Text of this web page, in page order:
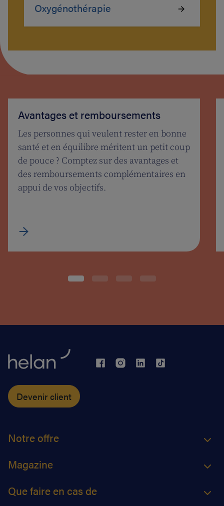
Oxygénothérapie
Avantages et remboursements
Les personnes qui veulent rester en bonne
santé et en équilibre méritent un petit coup
de pouce ? Comptez sur des avantages et
des remboursements complémentaires en
appui de vos objectifs.
Devenir client
Notre offre
Magazine
Que faire en cas de